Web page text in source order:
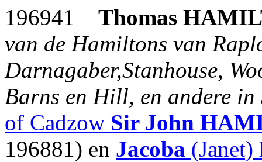
196941 Thomas
van de Hamiltons van
Darnagaber,Stanhouse,
Barns en Hill, en andere in
of Cadzow Sir John
196881) en Jacoba (Janet)